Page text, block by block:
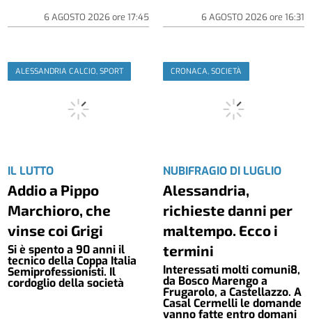
6 AGOSTO 2026ore 17:45 6 AGOSTO 2026ore 16:31
ALESSANDRIA CALCIO, SPORT
IL LUTTO
Addio a Pippo
Marchioro, che
vinse coi Grigi
Si è spento a 90 anni il
tecnico della Coppa Italia
Semiprofessionisti. Il
cordoglio della società
CRONACA, SOCIETÀ
NUBIFRAGIO DI LUGLIO
Alessandria,
richieste danni per
maltempo. Ecco i
termini
Interessati molti comuni8,
da Bosco Marengo a
Frugarolo, a Castellazzo. A
Casal Cermelli le domande
vanno fatte entro domani